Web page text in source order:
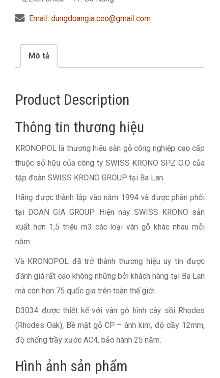
Email: dungdoangia.ceo@gmail.com
Mô tả
Product Description
Thông tin thương hiệu
KRONOPOL là thương hiệu sàn gỗ công nghiệp cao cấp
thuộc sở hữu của công ty SWISS KRONO SP.Z O.O của
tập đoàn SWISS KRONO GROUP tại Ba Lan.
Hãng được thành lập vào năm 1994 và được phân phối
tại DOAN GIA GROUP. Hiện nay SWISS KRONO sản
xuất hơn 1,5 triệu m3 các loại ván gỗ khác nhau mỗi
năm.
Và KRONOPOL đã trở thành thương hiệu uy tín được
đánh giá rất cao không những bởi khách hàng tại Ba Lan
mà còn hơn 75 quốc gia trên toàn thế giới
D3034 được thiết kế với vân gỗ hình cây sồi Rhodes
(Rhodes Oak), Bề mặt gỗ CP – ánh kim, độ dầy 12mm,
độ chống trầy xước AC4, bảo hành 25 năm.
Hình ảnh sản phẩm